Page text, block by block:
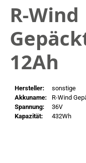
R-Wind
12Ah
Hersteller:
sonstige
Akkuname:
R-Wind
Spannung:
36V
Kapazität:
432Wh